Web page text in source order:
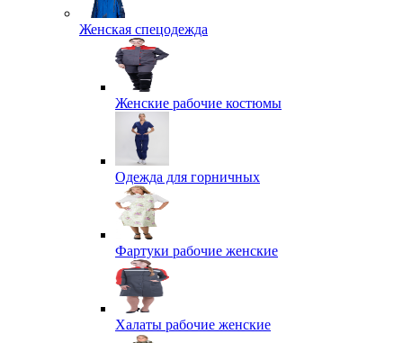
Женская спецодежда
Женские рабочие костюмы
Одежда для горничных
Фартуки рабочие женские
Халаты рабочие женские